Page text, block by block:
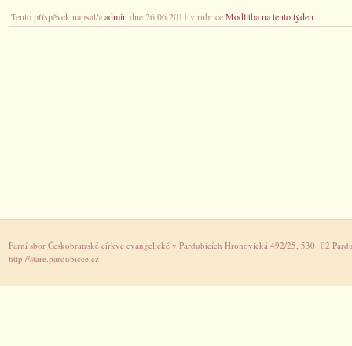
Tento příspěvek napsal/aadmin dne 26.06.2011 v rubriceModlitba na tento týden.
Farní sbor Českobratrské církve evangelické v Pardubicích Hronovická 492/25, 530 02
http://stare.pardubicce.cz